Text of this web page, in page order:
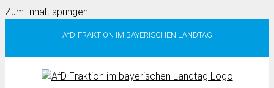
Zum Inhalt springen
AfD-FRAKTION IM BAYERISCHEN LANDTAG